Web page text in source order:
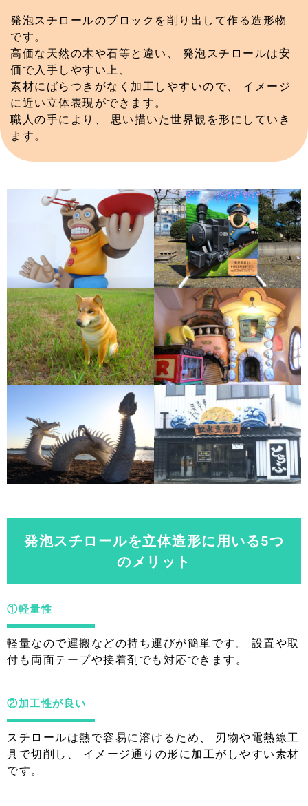
発泡スチロールのブロックを削り出して作る造形物
です。
高価な天然の木や石等と違い、 発泡スチロールは安
価で入手しやすい上、
素材にばらつきがなく加工しやすいので、 イメージ
に近い立体表現ができます。
職人の手により、 思い描いた世界観を形にしていき
ます。
発泡スチロールを立体造形に用いる5つ
のメリット
①軽量性
軽量なので運搬などの持ち運びが簡単です。 設置や取
付も両面テープや接着剤でも対応できます。
②加工性が良い
スチロールは熱で容易に溶けるため、 刃物や電熱線工
具で切削し、 イメージ通りの形に加工がしやすい素材
です。